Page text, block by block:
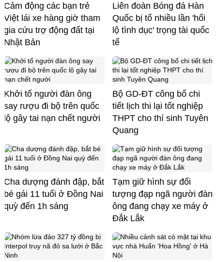
Cảm động các bạn trẻ
Việt lái xe hàng giờ tham
gia cứu trợ động đất tại
Nhật Bản
Liên đoàn Bóng đá Hàn
Quốc bị tố nhiều lần 'hối
lộ tình dục' trọng tài quốc
tế
Khởi tố người đàn ông
say rượu đi bộ trên quốc
lộ gây tai nạn chết người
Bộ GD-ĐT công bố chi
tiết lịch thi lại tốt nghiệp
THPT cho thí sinh Tuyên
Quang
Cha dượng đánh đập, bắt
bé gái 11 tuổi ở Đồng Nai
quỳ đến 1h sáng
Tạm giữ hình sự đối
tượng đạp ngã người đàn
ông đang chạy xe máy ở
Đắk Lắk